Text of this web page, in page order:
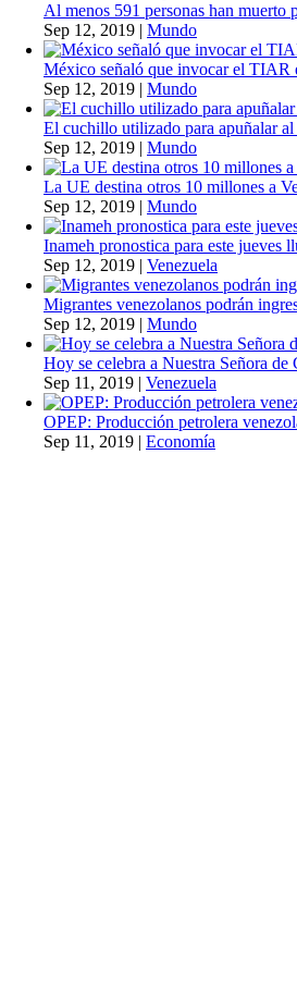
Al menos 591 personas han muerto
Sep 12, 2019 | Mundo
México señaló que invocar el TIAR
Sep 12, 2019 | Mundo
El cuchillo utilizado para apuñalar
Sep 12, 2019 | Mundo
La UE destina otros 10 millones a
Sep 12, 2019 | Mundo
Inameh pronostica para este jueves
Sep 12, 2019 | Venezuela
Migrantes venezolanos podrán
Sep 12, 2019 | Mundo
Hoy se celebra a Nuestra Señora
Sep 11, 2019 | Venezuela
OPEP: Producción petrolera
Sep 11, 2019 | Economía